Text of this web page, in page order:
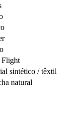
Flight
sintético / têxtil
natural